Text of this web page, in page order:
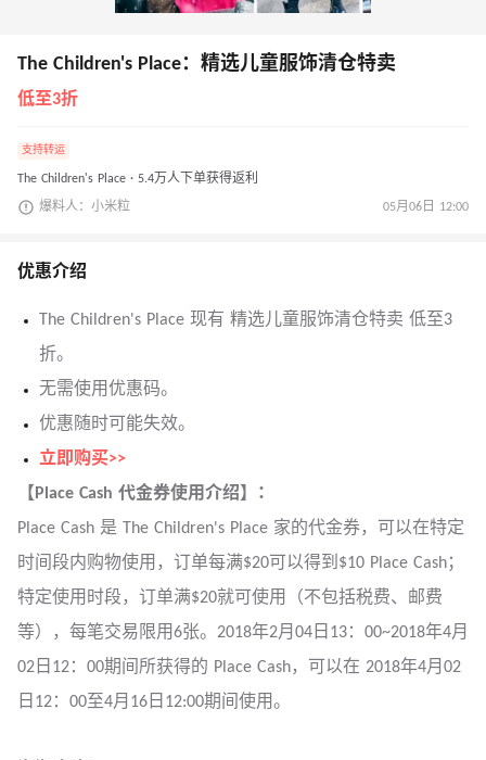
The Children's Place：精选儿童服饰清仓特卖
低至3折
支持转运
The Children's Place · 5.4万人下单获得返利
爆料人：小米粒 05月06日 12:00
优惠介绍
The Children's Place 现有 精选儿童服饰清仓特卖 低至3
折。
无需使用优惠码。
优惠随时可能失效。
立即购买>>
【Place Cash 代金券使用介绍】：
Place Cash 是 The Children's Place 家的代金券，可以在特定
时间段内购物使用，订单每满$20可以得到$10 Place Cash；
特定使用时段，订单满$20就可使用（不包括税费、邮费
等），每笔交易限用6张。2018年2月04日13：00~2018年4月
02日12：00期间所获得的 Place Cash，可以在 2018年4月02
日12：00至4月16日12:00期间使用。